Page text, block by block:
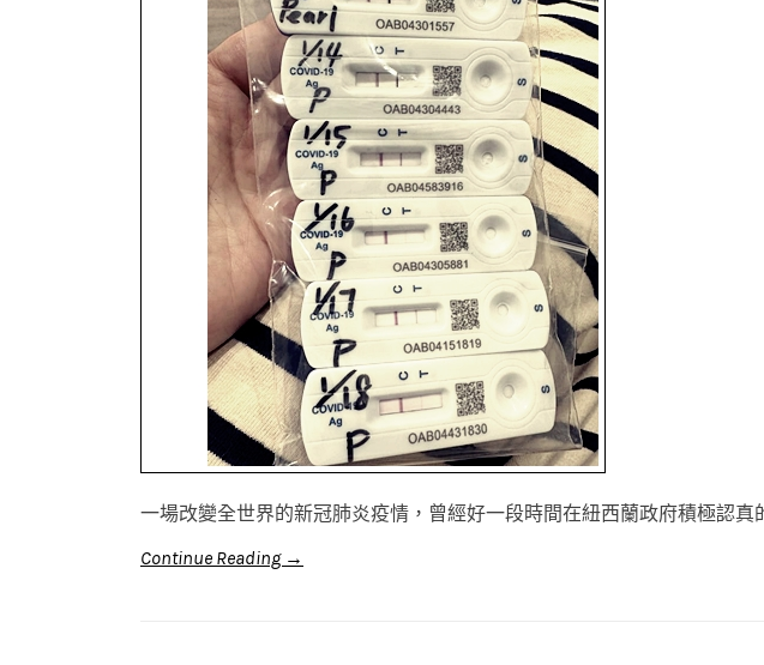
一場改變全世界的新冠肺炎疫情，曾經好一段時間在紐西蘭政府積極認真
Continue Reading →